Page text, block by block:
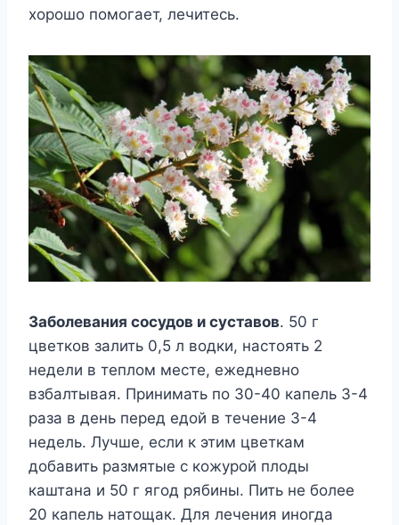
хорошо помогает, лечитесь.
Заболевания сосудов и суставов. 50 г
цветков залить 0,5 л водки, настоять 2
недели в теплом месте, ежедневно
взбалтывая. Принимать по 30-40 капель 3-4
раза в день перед едой в течение 3-4
недель. Лучше, если к этим цветкам
добавить размятые с кожурой плоды
каштана и 50 г ягод рябины. Пить не более
20 капель натощак. Для лечения иногда